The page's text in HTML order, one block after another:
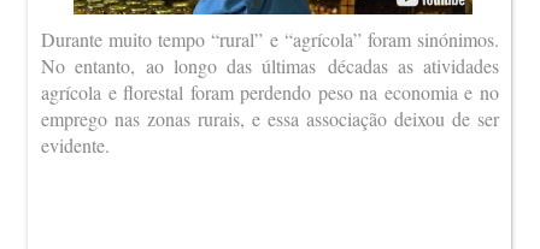
Durante muito tempo “rural” e “agrícola” foram sinónimos.
No entanto, ao longo das últimas décadas as atividades
agrícola e florestal foram perdendo peso na economia e no
emprego nas zonas rurais, e essa associação deixou de ser
evidente.